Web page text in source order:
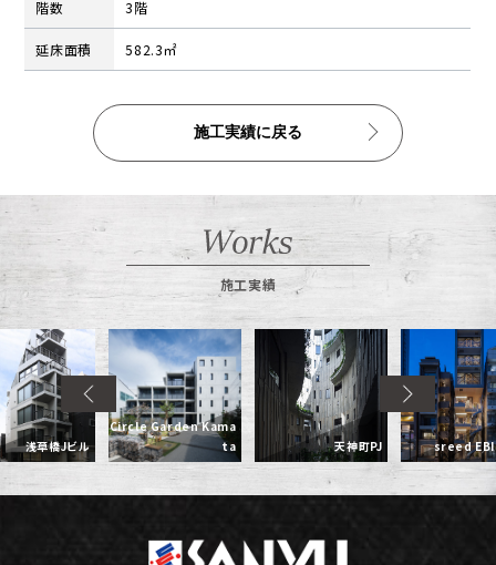
（請求書関係はコチラ）
（請求書用紙ダウンロードはコチラ）
会社案内ダウンロード（PDF）
階数 3階
延床面積 582.3㎡
施工実績に戻る
施工実績
浅草橋Jビル
Circle Garden Kama
ta
天神町PJ sreed